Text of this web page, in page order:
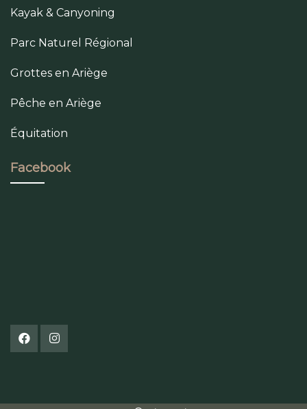
Kayak & Canyoning
Parc Naturel Régional
Grottes en Ariège
Pêche en Ariège
Équitation
Facebook